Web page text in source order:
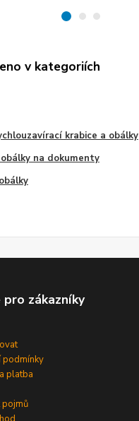
v kategoriích
krabice a obálky
na dokumenty
zákazníky
podmínky
platba
pojmů